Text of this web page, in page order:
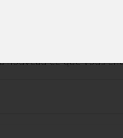
nouveau ce que vous